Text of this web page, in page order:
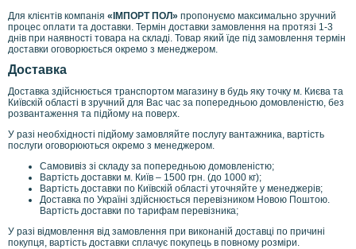
Для клієнтів компанія «ІМПОРТ ПОЛ» пропонуємо максимально зручний
процес оплати та доставки. Термін доставки замовлення на протязі 1-3
днів при наявності товара на складі. Товар який їде під замовлення термін
доставки оговорюється окремо з менеджером.
Доставка
Доставка здійснюється транспортом магазину в будь яку точку м. Києва та
Київскій області в зручний для Вас час за попередньою домовленістю, без
розвантаження та підйому на поверх.
У разі необхідності підйому замовляйте послугу вантажника, вартість
послуги оговорюються окремо з менеджером.
Самовивіз зі складу за попередньою домовленістю;
Вартість доставки м. Київ – 1500 грн. (до 1000 кг);
Вартість доставки по Київскій області уточняйте у менеджерів;
Доставка по Україні здійснюється перевізником Новою Поштою.
Вартість доставки по тарифам перевізника;
У разі відмовлення від замовлення при виконаній доставці по причині
покупця, вартість доставки сплачує покупець в повному розміри.